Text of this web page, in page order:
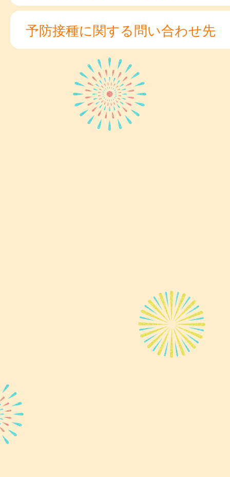
予防接種に関する問い合わせ先